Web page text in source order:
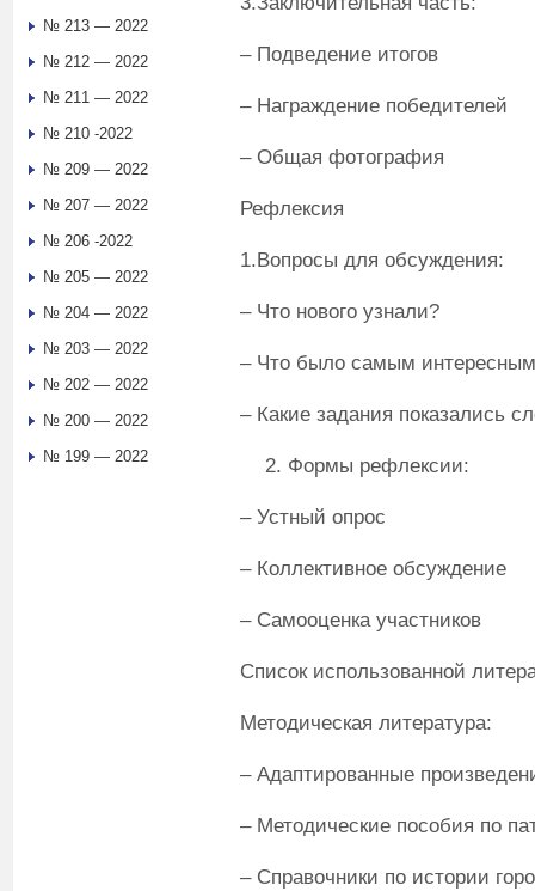
– Подведение итогов
– Награждение победителей
– Общая фотография
Рефлексия
1.Вопросы для обсуждения:
– Что нового узнали?
– Что было самым
– Какие задания показались
Формы рефлексии:
– Устный опрос
– Коллективное обсуждение
– Самооценка участников
Список использованной
Методическая литература:
– Адаптированные
– Методические пособия по
– Справочники по истории
№ 213 — 2022
№ 212 — 2022
№ 211 — 2022
№ 210 -2022
№ 209 — 2022
№ 207 — 2022
№ 206 -2022
№ 205 — 2022
№ 204 — 2022
№ 203 — 2022
№ 202 — 2022
№ 200 — 2022
№ 199 — 2022